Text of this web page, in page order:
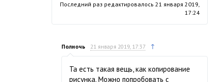
Последний раз редактировалось 21 января 2019,
17:24
Полночь 21 января 2019, 17:37 ↑
Та есть такая вещь, как копирование
рисунка. Можно попробовать с